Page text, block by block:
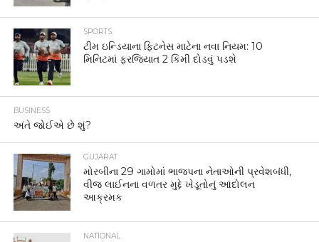
SPORTS
ટીમ ઇન્ડિયાના ફિટનેસ માટેના નવા નિયમ: 10
મિનિટમાં ફરજિયાત 2 કિમી દોડવું પડશે
BUSINESS
અંતે જોઈએ છે શું?
GUJARAT
મોરબીના 29 ગામોમાં ભાજપના નેતાઓની પ્રવેશબંધી,
વીજ લાઈનના વળતર મુદ્દે ખેડૂતોનું આંદોલન
આક્રમક
NATIONAL